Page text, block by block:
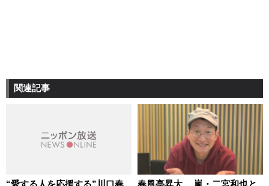
関連記事
“愛する人を応援する”川口春
春風亭昇太 嵐・二宮和也と